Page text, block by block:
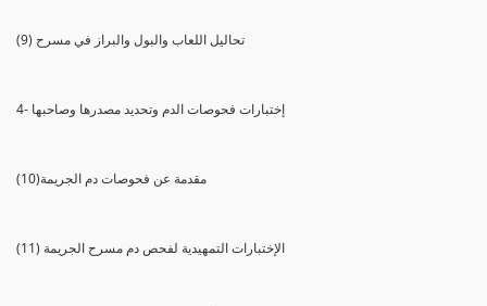
(9) تحاليل اللعاب والبول والبراز في مسرح
4- إختبارات فحوصات الدم وتحديد مصدرها وصاحبها
(10)مقدمة عن فحوصات دم الجريمة
(11) الإختبارات التمهيدية لفحص دم مسرح الجريمة